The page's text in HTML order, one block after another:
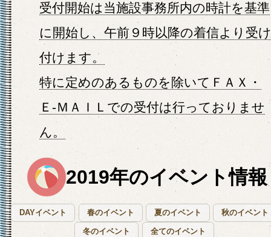
受付開始は当施設事務所内の時計を基準
に開始し、午前９時以降の着信より受け
付けます。
特に定めのあるものを除いてＦＡＸ・
Ｅ-ＭＡＩＬでの受付は行っておりませ
ん。
2019年のイベント情報
DAYイベント 春のイベント 夏のイベント 秋のイベント
冬のイベント 全てのイベント